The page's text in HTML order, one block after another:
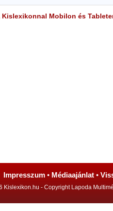
Kislexikonnal Mobilon és
Impresszum • Médiaajánlat •
Kislexikon.hu - Copyright Lapoda